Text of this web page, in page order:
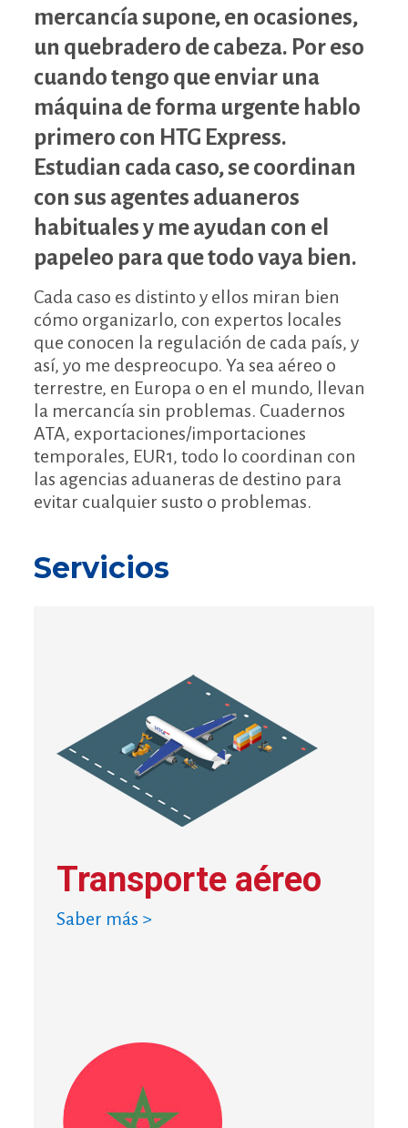
mercancía supone, en ocasiones,
un quebradero de cabeza. Por eso
cuando tengo que enviar una
máquina de forma urgente hablo
primero con HTG Express.
Estudian cada caso, se coordinan
con sus agentes aduaneros
habituales y me ayudan con el
papeleo para que todo vaya bien.
Cada caso es distinto y ellos miran bien
cómo organizarlo, con expertos locales
que conocen la regulación de cada país, y
así, yo me despreocupo. Ya sea aéreo o
terrestre, en Europa o en el mundo, llevan
la mercancía sin problemas. Cuadernos
ATA, exportaciones/importaciones
temporales, EUR1, todo lo coordinan con
las agencias aduaneras de destino para
evitar cualquier susto o problemas.
Servicios
Transporte aéreo
Saber más >